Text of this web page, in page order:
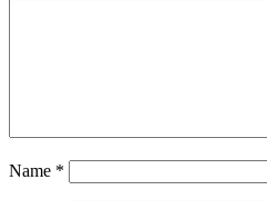
Name *